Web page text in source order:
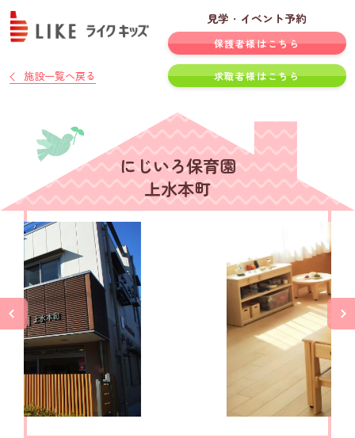
施設一覧へ戻る
見学・イベント予約
保護者様はこちら
求職者様はこちら
にじいろ保育園
上水本町